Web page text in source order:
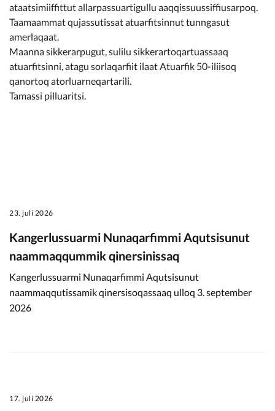
ataatsimiiffittut allarpassuartigullu aaqqissuussiffiusarpoq.
Taamaammat qujassutissat atuarfitsinnut tunngasut
amerlaqaat.
Maanna sikkerarpugut, sulilu sikkerartoqartuassaaq
atuarfitsinni, atagu sorlaqarfiit ilaat Atuarfik 50-iliisoq
qanortoq atorluarneqartarili.
Tamassi pilluaritsi.
23. juli 2026
Kangerlussuarmi Nunaqarfimmi Aqutsisunut
naammaqqummik qinersinissaq
Kangerlussuarmi Nunaqarfimmi Aqutsisunut
naammaqqutissamik qinersisoqassaaq ulloq 3. september
2026
17. juli 2026